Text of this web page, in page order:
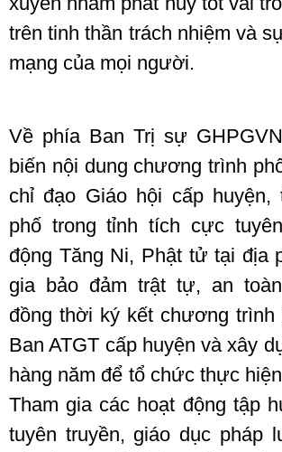
trên tinh thần trách nhiệm và
mạng của mọi người.
Về phía Ban Trị sự
biến nội dung chương trình
chỉ đạo Giáo hội cấp huyện,
phố trong tỉnh tích cực
động Tăng Ni, Phật tử tại địa
gia bảo đảm trật tự, an
đồng thời ký kết chương
Ban ATGT cấp huyện và xây
hàng năm để tổ chức thực
Tham gia các hoạt động tập
tuyên truyền, giáo dục pháp